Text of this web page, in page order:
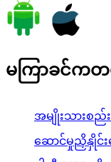
မကြာခင်ကတ
အမျိုးသားစည်
ဆောင်မှုညှိနှိုင်း